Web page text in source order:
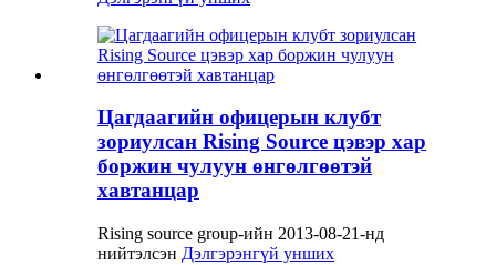
Цагдаагийн офицерын клубт
зориулсан Rising Source цэвэр хар
боржин чулуун өнгөлгөөтэй
хавтанцар
Rising source group-ийн 2013-08-21-нд
нийтэлсэн Дэлгэрэнгүй унших